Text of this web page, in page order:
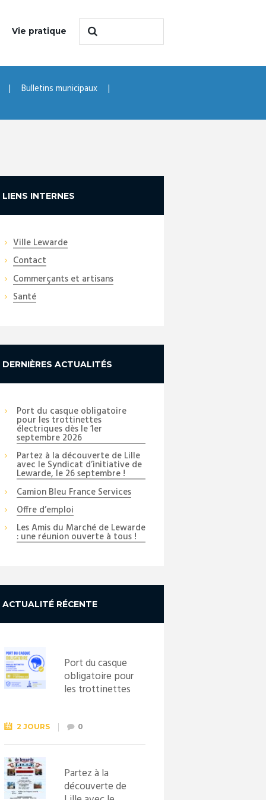
Vie pratique
Bulletins municipaux
LIENS INTERNES
Ville Lewarde
Contact
Commerçants et artisans
Santé
DERNIÈRES ACTUALITÉS
Port du casque obligatoire
pour les trottinettes
électriques dès le 1er
septembre 2026
Partez à la découverte de Lille
avec le Syndicat d’initiative de
Lewarde, le 26 septembre !
Camion Bleu France Services
Offre d’emploi
Les Amis du Marché de Lewarde
: une réunion ouverte à tous !
ACTUALITÉ RÉCENTE
Port du casque
obligatoire pour
les trottinettes
septembre
2026
2 JOURS 0
Partez à la
découverte de